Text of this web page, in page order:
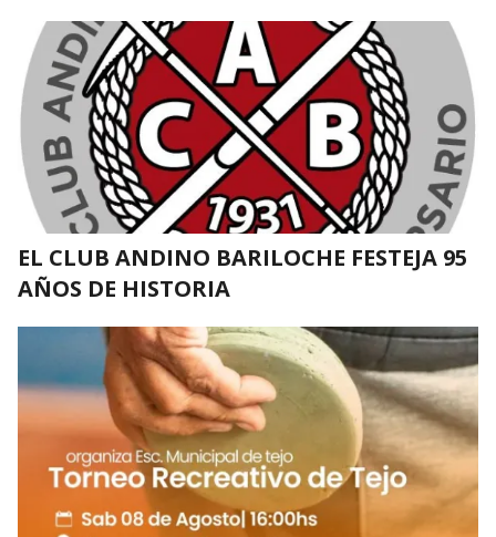
EL CLUB ANDINO BARILOCHE FESTEJA 95
AÑOS DE HISTORIA